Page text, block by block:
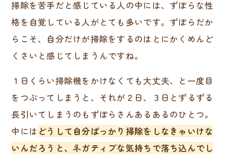
掃除を苦手だと感じている人の中には、ずぼらな性
格を自覚している人がとても多いです。ずぼらだか
らこそ、自分だけが掃除をするのはとにかくめんど
くさいと感じてしまうんですね。
１日くらい掃除機をかけなくても大丈夫、と一度目
をつぶってしまうと、それが２日、３日とずるずる
長引いてしまうのもずぼらさんあるあるのひとつ。
中には どうして自分ばっかり掃除をしなきゃいけな
いんだろうと、ネガティブな気持ちで落ち込んでし